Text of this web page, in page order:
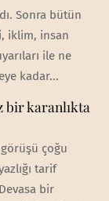
Sonra bütün
iklim, insan
ile ne
kadar...
bir karanlıkta
görüşü çoğu
tarif
bir